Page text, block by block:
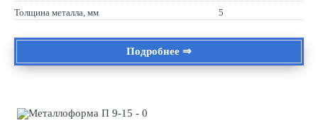
Толщина металла, мм
5
Подробнее ⇒